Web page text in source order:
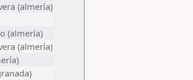
(almería)
(almería)
(almería)